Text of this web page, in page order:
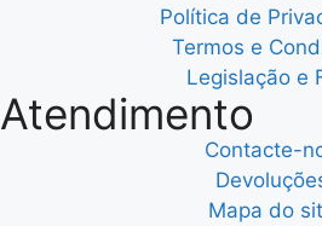
Política de
Termos e
Legislação e
Atendimento
Contacte-
Mapa do